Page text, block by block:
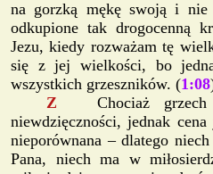
na gorzką mękę swoją i nie
odkupione tak drogocenną
Jezu, kiedy rozważam tę
się z jej wielkości, bo
wszystkich grzeszników. (1:08
ZChociaż
niewdzięczności, jednak
nieporównana – dlatego
Pana, niech ma w